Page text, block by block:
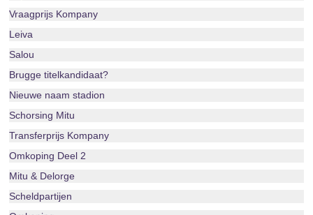
Vraagprijs Kompany
Leiva
Salou
Brugge titelkandidaat?
Nieuwe naam stadion
Schorsing Mitu
Transferprijs Kompany
Omkoping Deel 2
Mitu & Delorge
Scheldpartijen